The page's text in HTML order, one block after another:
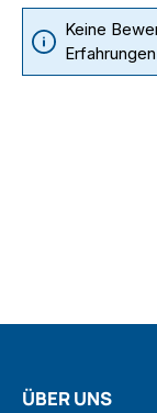
Keine
ÜBER UNS